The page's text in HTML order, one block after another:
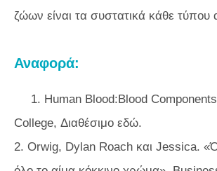
ζώων είναι τα συστατικά κάθε τύπου
Αναφορά:
1. Human Blood:Blood
College, Διαθέσιμο εδώ.
2. Orwig, Dylan Roach και Jessica.